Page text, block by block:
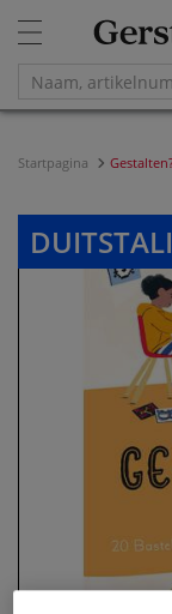
Startpagina